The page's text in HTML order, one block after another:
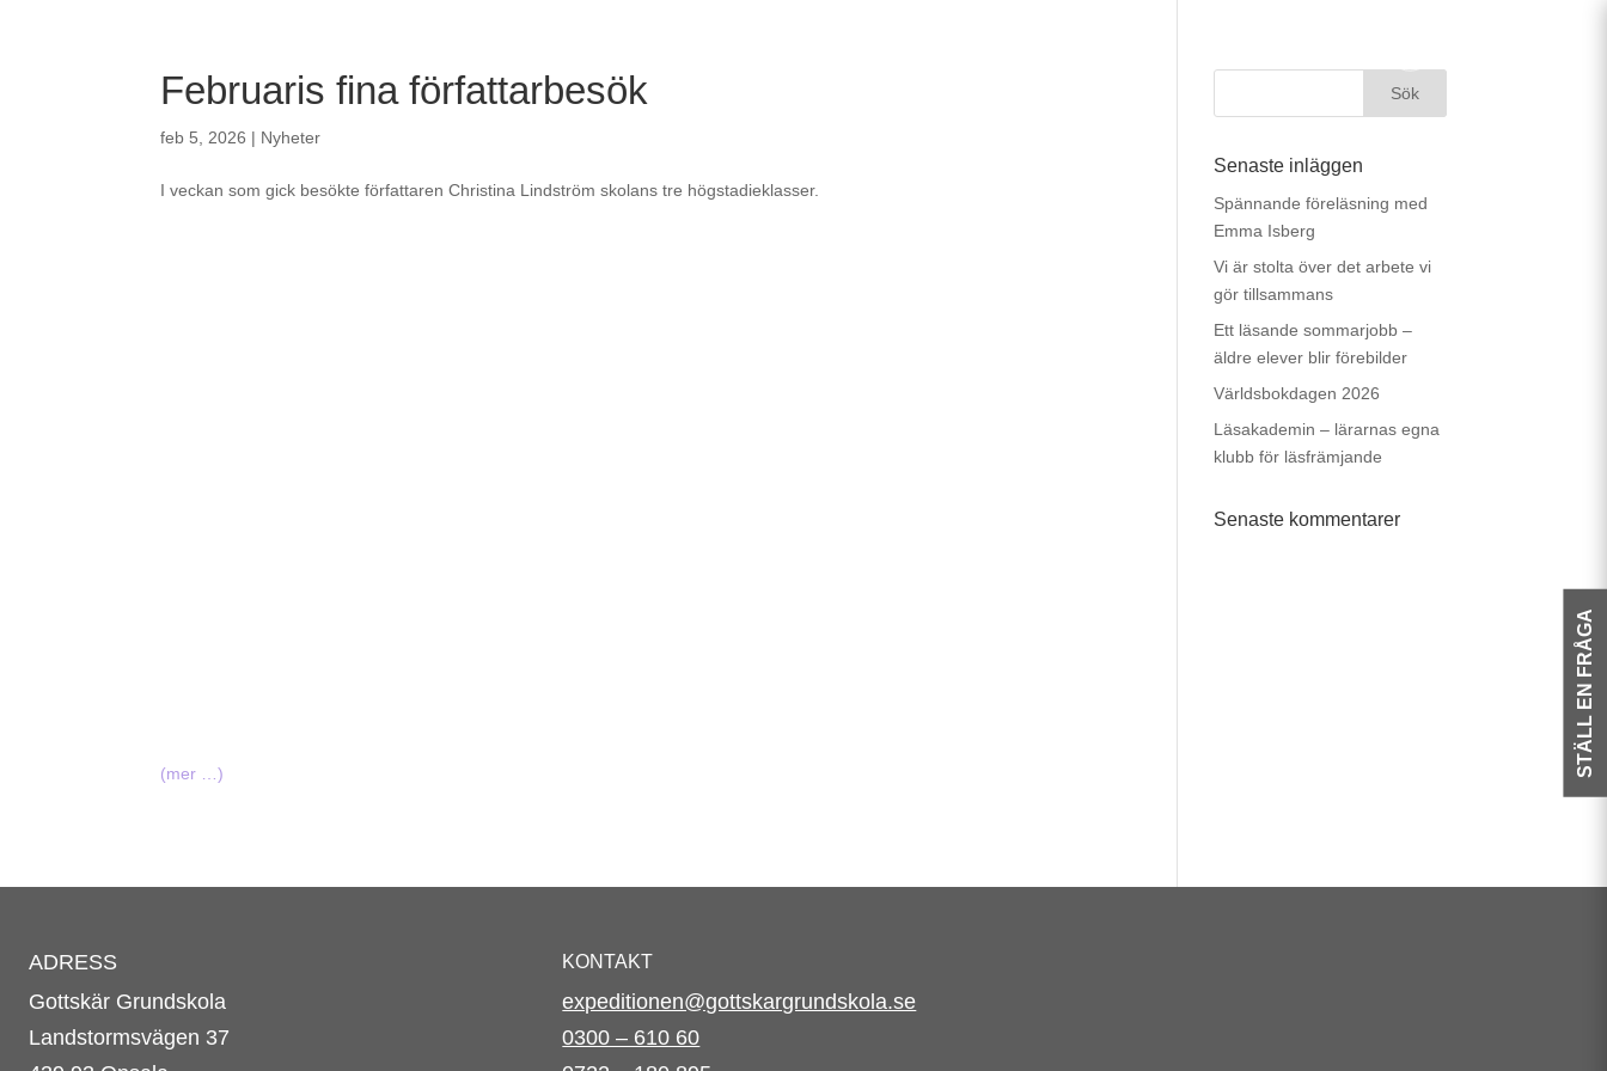
STÄLL EN FRÅGA
Februaris fina författarbesök
feb 5, 2026 | Nyheter
I veckan som gick besökte författaren Christina Lindström skolans tre högstadieklasser.
(mer …)
Senaste inläggen
Spännande föreläsning med
Emma Isberg
Vi är stolta över det arbete vi
gör tillsammans
Ett läsande sommarjobb –
äldre elever blir förebilder
Världsbokdagen 2026
Läsakademin – lärarnas egna
klubb för läsfrämjande
Senaste kommentarer
ADRESS
Gottskär Grundskola
Landstormsvägen 37
KONTAKT
expeditionen@gottskargrundskola.se
0300 – 610 60